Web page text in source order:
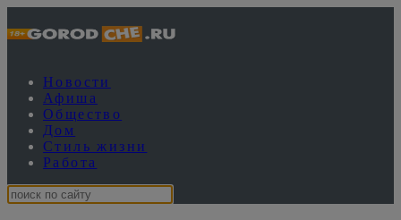
Новости
Афиша
Общество
Дом
Стиль жизни
Работа